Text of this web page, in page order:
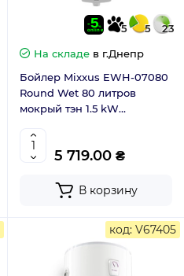
5 5
23
На складе в г.Днепр
Бойлер Mixxus EWH-07080
Round Wet 80 литров
мокрый тэн 1.5 kW
5 719.00 ₴
В корзину
код: V67405